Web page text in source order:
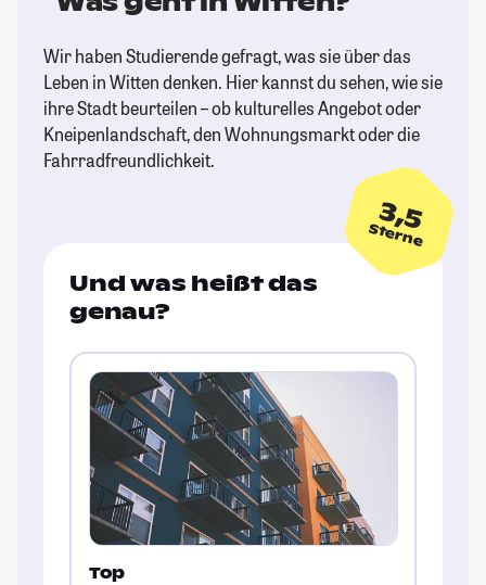
Wir haben Studierende gefragt, was sie über das
Leben in Witten denken. Hier kannst du sehen, wie sie
ihre Stadt beurteilen – ob kulturelles Angebot oder
Kneipenlandschaft, den Wohnungsmarkt oder die
Fahrradfreundlichkeit.
3,5
Sterne
Und was heißt das
genau?
Top